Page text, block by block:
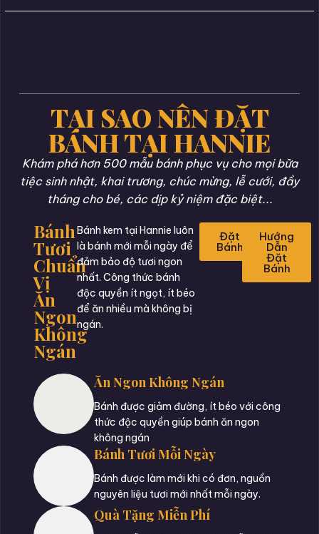
TẠI SAO NÊN ĐẶT
BÁNH TẠI HANNIE
Khám phá hơn 500 mẫu bánh phục vụ cho mọi bữa
tiệc sinh nhật, khai trương, chúc mừng, lễ cưới, đầy
tháng cho bé, các dịp kỷ niệm đặc biệt...
Bánh
Tươi
Chuẩn
Vị
Ăn
Ngon
Không
Ngán
Bánh kem tại Hannie luôn
là bánh mới mỗi ngày để
đảm bảo độ tươi ngon
nhất. Công thức bánh
độc quyền ít ngọt, ít béo
để ăn nhiều mà không bị
ngán.
Đặt
Bánh
Hướng
Dẫn
Đặt
Bánh
Ăn Ngon Không Ngán
Bánh được giảm đường, ít béo với công
thức độc quyền giúp bánh ăn ngon
không ngán
Bánh Tươi Mỗi Ngày
Bánh được làm mới khi có đơn, nguồn
nguyên liệu tươi mới nhất mỗi ngày.
Quà Tặng Miễn Phí